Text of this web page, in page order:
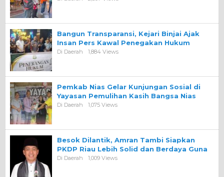
Bangun Transparansi, Kejari Binjai Ajak
Insan Pers Kawal Penegakan Hukum
Di Daerah 1,884 Views
Pemkab Nias Gelar Kunjungan Sosial di
Yayasan Pemulihan Kasih Bangsa Nias
Di Daerah 1,075 Views
Besok Dilantik, Amran Tambi Siapkan
PKDP Riau Lebih Solid dan Berdaya Guna
Di Daerah 1,009 Views